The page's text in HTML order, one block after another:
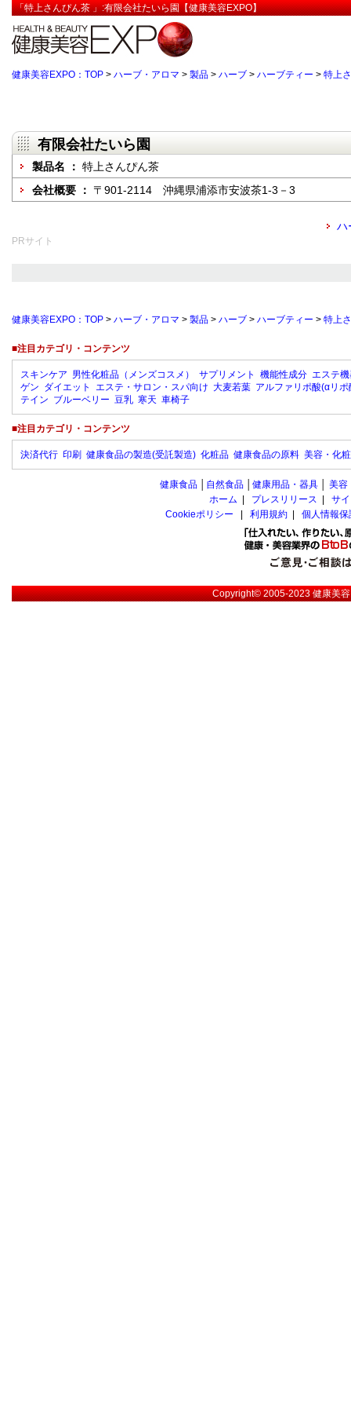
「特上さんぴん茶 」:有限会社たいら園【健康美容EXPO】
健康美容EXPO：TOP > ハーブ・アロマ > 製品 > ハーブ > ハーブティー > 特上
有限会社たいら園
製品名 ： 特上さんぴん茶
会社概要 ： 〒901-2114 沖縄県浦添市安波茶1-3－3
ハ
PRサイト
健康美容EXPO：TOP > ハーブ・アロマ > 製品 > ハーブ > ハーブティー > 特上
■注目カテゴリ・コンテンツ
スキンケア 男性化粧品（メンズコスメ） サプリメント 機能性成分 エステ
ゲン ダイエット エステ・サロン・スパ向け 大麦若葉 アルファリポ酸(αリポ
テイン ブルーベリー 豆乳 寒天 車椅子
■注目カテゴリ・コンテンツ
決済代行 印刷 健康食品の製造(受託製造) 化粧品 健康食品の原料 美容・化
健康食品 自然食品 健康用品・器具 美容
ホーム
プレスリリース
サ
Cookieポリシー
利用規約 個人情報
Copyright© 2005-2023健康美